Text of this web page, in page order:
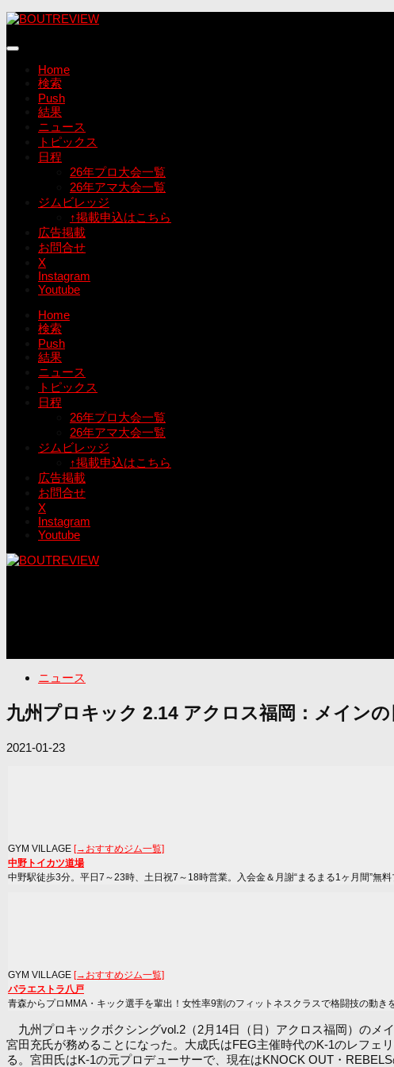
コ
テ
Home
検索
Push
結果
ニュース
トピックス
日程
26年プロ大会一覧
26年アマ大会一覧
ジムビレッジ
↑掲載申込はこちら
広告掲載
お問合せ
X
Instagram
Youtube
Home
検索
Push
結果
ニュース
トピックス
日程
26年プロ大会一覧
26年アマ大会一覧
ジムビレッジ
↑掲載申込はこちら
広告掲載
お問合せ
X
Instagram
Youtube
ニュース
九州プロキック 2.14 アクロス福岡：メイン
2021-01-23
GYM VILLAGE [→おすすめジム一覧]
中野トイカツ道場
中野駅徒歩3分。平日7～23時、土日祝7～18時営業。入会金＆月謝“まるまる1ヶ月間”無料
GYM VILLAGE [→おすすめジム一覧]
パラエストラ八戸
青森からプロMMA・キック選手を輩出！女性率9割のフィットネスクラスで格闘技の動き
九州プロキックボクシングvol.2（2月14日（日）アクロス福岡）のメ
宮田充氏が務めることになった。大成氏はFEG主催時代のK-1のレフェ
る。宮田氏はK-1の元プロデューサーで、現在はKNOCK OUT・